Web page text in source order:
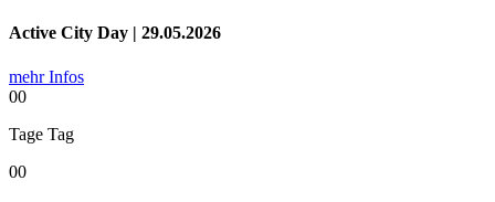
Active City Day | 29.05.2026
mehr Infos
00
Tage Tag
00